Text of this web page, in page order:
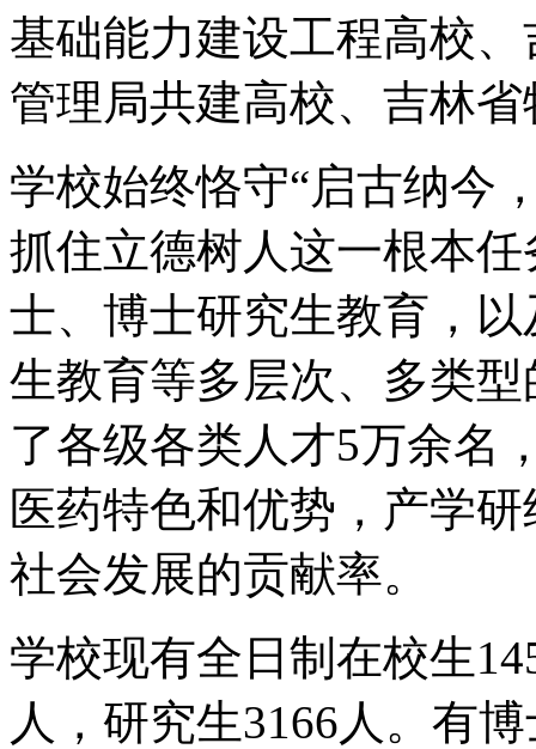
基础能力建设工程高校
管理局共建高校、吉林
学校始终恪守“启古纳今
抓住立德树人这一根本
士、博士研究生教育，
生教育等多层次、多类
了各级各类人才5万余名
医药特色和优势，产学
社会发展的贡献率。
学校现有全日制在校生
人，研究生3166人。有